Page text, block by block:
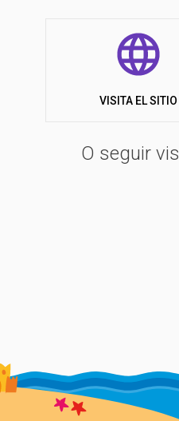
servicios
de momentos de relax. Se
VISITA EL SITIO
O seguir